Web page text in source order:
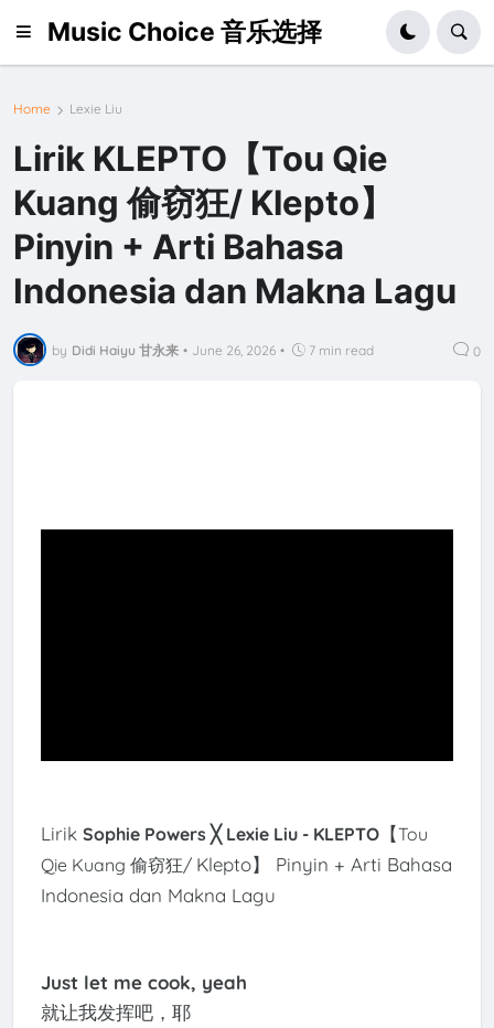
Music Choice 音乐选择
Home Lexie Liu
Lirik KLEPTO【Tou Qie
Kuang 偷窃狂/ Klepto】
Pinyin + Arti Bahasa
Indonesia dan Makna Lagu
by Didi Haiyu 甘永来 • June 26, 2026 • 7 min read 0
Lirik Sophie Powers ╳ Lexie Liu - KLEPTO【Tou
Qie Kuang 偷窃狂/ Klepto】 Pinyin + Arti Bahasa
Indonesia dan Makna Lagu
Just let me cook, yeah
就让我发挥吧，耶